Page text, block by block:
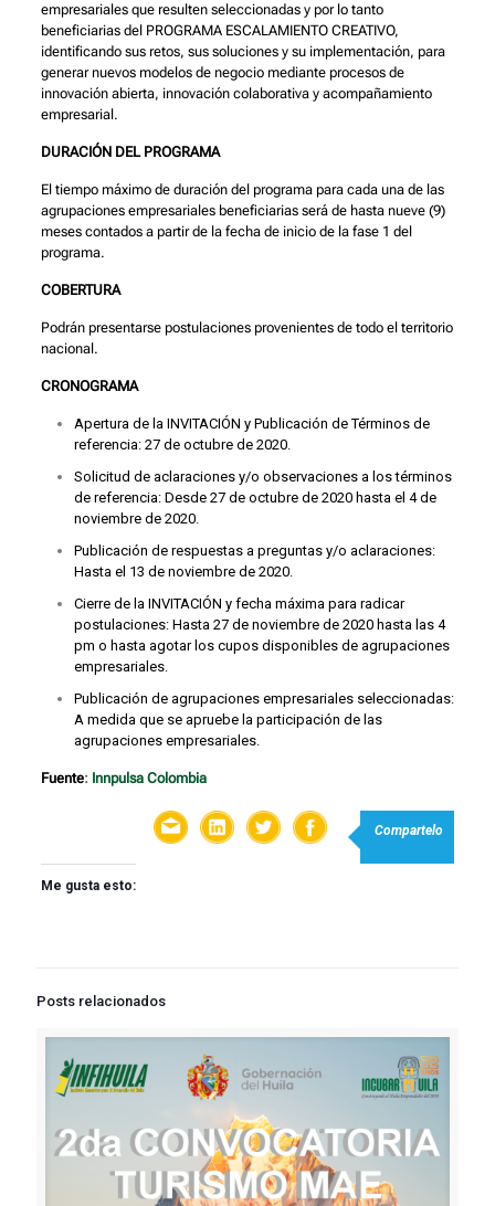
empresariales que resulten seleccionadas y por lo tanto
beneficiarias del PROGRAMA ESCALAMIENTO CREATIVO,
identificando sus retos, sus soluciones y su implementación, para
generar nuevos modelos de negocio mediante procesos de
innovación abierta, innovación colaborativa y acompañamiento
empresarial.
DURACIÓN DEL PROGRAMA
El tiempo máximo de duración del programa para cada una de las
agrupaciones empresariales beneficiarias será de hasta nueve (9)
meses contados a partir de la fecha de inicio de la fase 1 del
programa.
COBERTURA
Podrán presentarse postulaciones provenientes de todo el territorio
nacional.
CRONOGRAMA
Apertura de la INVITACIÓN y Publicación de Términos de
referencia: 27 de octubre de 2020.
Solicitud de aclaraciones y/o observaciones a los términos
de referencia: Desde 27 de octubre de 2020 hasta el 4 de
noviembre de 2020.
Publicación de respuestas a preguntas y/o aclaraciones:
Hasta el 13 de noviembre de 2020.
Cierre de la INVITACIÓN y fecha máxima para radicar
postulaciones: Hasta 27 de noviembre de 2020 hasta las 4
pm o hasta agotar los cupos disponibles de agrupaciones
empresariales.
Publicación de agrupaciones empresariales seleccionadas:
A medida que se apruebe la participación de las
agrupaciones empresariales.
Fuente: Innpulsa Colombia
Compartelo
Me gusta esto:
Posts relacionados